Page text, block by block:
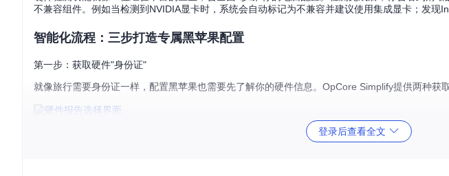
不兼容组件。例如当检测到NVIDIA显卡时，系统会自动标记为不兼容并建议使用集成显卡；发现
智能化流程：三步打造专属黑苹果配置
第一步：获取硬件"身份证"
就像旅行需要身份证一样，配置黑苹果也需要先了解你的硬件信息。OpCore Simplify提供两种获
：点击"Export Hardware Report"按钮一键生成
登录后查看全文